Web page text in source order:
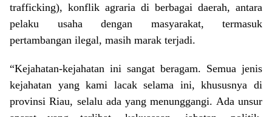
trafficking), konflik agraria di berbagai daerah, antara
pelaku usaha dengan masyarakat, termasuk
pertambangan ilegal, masih marak terjadi.
“Kejahatan-kejahatan ini sangat beragam. Semua jenis
kejahatan yang kami lacak selama ini, khususnya di
provinsi Riau, selalu ada yang menunggangi. Ada unsur